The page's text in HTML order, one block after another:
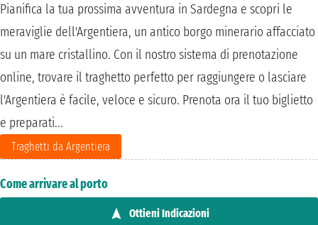
Pianifica la tua prossima avventura in Sardegna e scopri le
meraviglie dell'Argentiera, un antico borgo minerario affacciato
su un mare cristallino. Con il nostro sistema di prenotazione
online, trovare il traghetto perfetto per raggiungere o lasciare
l'Argentiera è facile, veloce e sicuro. Prenota ora il tuo biglietto
e preparati...
Traghetti da Argentiera
Come arrivare al porto
Ottieni Indicazioni